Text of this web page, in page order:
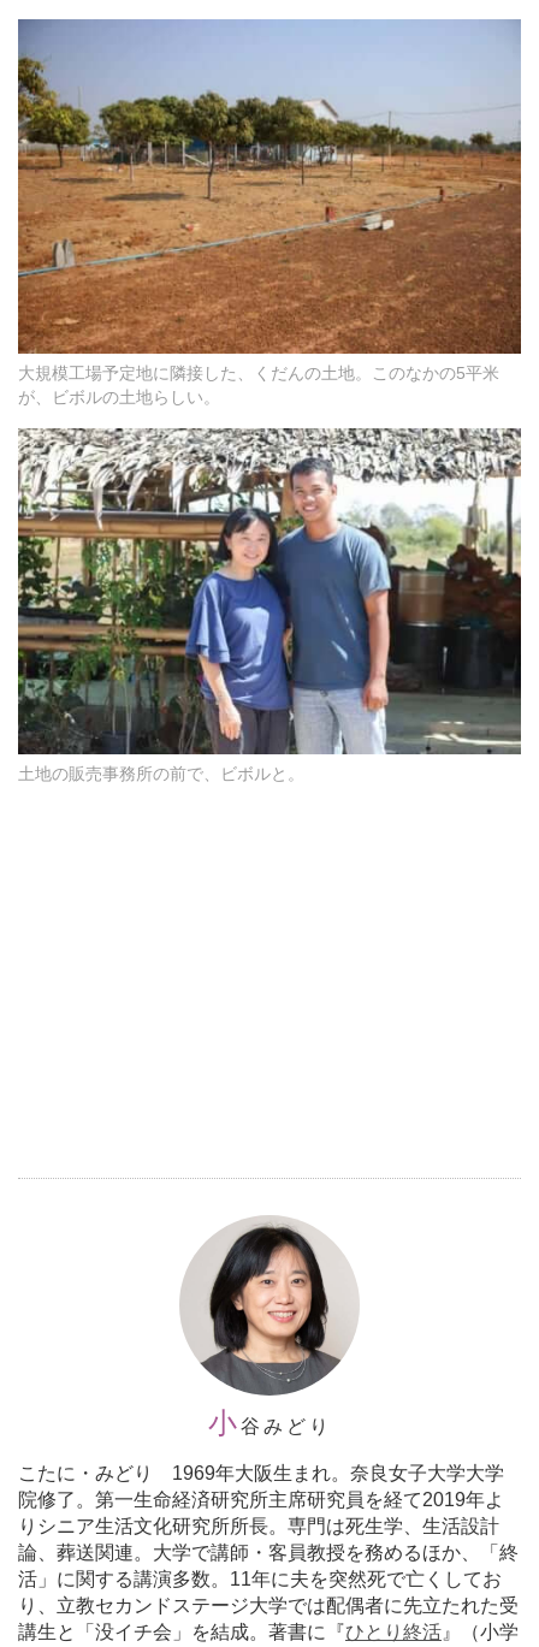
大規模工場予定地に隣接した、くだんの土地。このなかの5平米
が、ビボルの土地らしい。
土地の販売事務所の前で、ビボルと。
小谷みどり
こたに・みどり 1969年大阪生まれ。奈良女子大学大学
院修了。第一生命経済研究所主席研究員を経て2019年よ
りシニア生活文化研究所所長。専門は死生学、生活設計
論、葬送関連。大学で講師・客員教授を務めるほか、「終
活」に関する講演多数。11年に夫を突然死で亡くしてお
り、立教セカンドステージ大学では配偶者に先立たれた受
講生と「没イチ会」を結成。著書に『ひとり終活 』（小学